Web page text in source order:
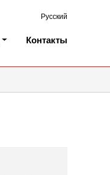
Русский
Контакты